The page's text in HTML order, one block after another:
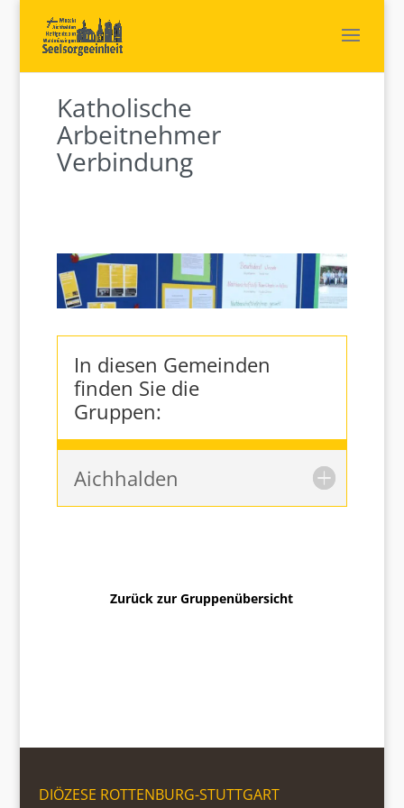
Katholische
Arbeitnehmer
Verbindung
In diesen Gemeinden
finden Sie die
Gruppen:
Aichhalden
Zurück zur Gruppenübersicht
DIÖZESE ROTTENBURG-STUTTGART